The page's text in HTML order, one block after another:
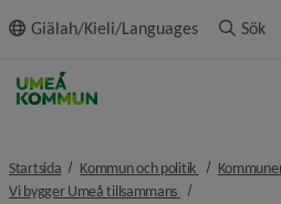
innehållet
Giälah/Kieli/Languages Sök
Startsida Kommun och politik nivå i
Vi bygger Umeå tillsammans nivå i